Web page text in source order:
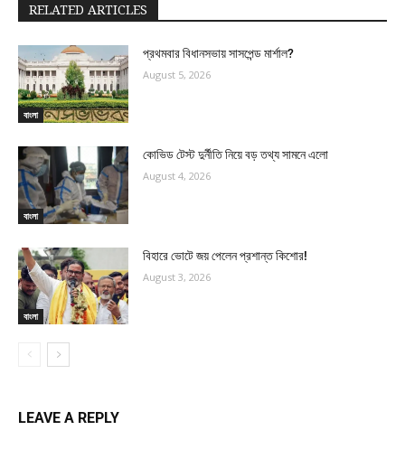
RELATED ARTICLES
বাংলা
প্রথমবার বিধানসভায় সাসপেন্ড মার্শাল?
August 5, 2026
বাংলা
কোভিড টেস্ট দুর্নীতি নিয়ে বড় তথ্য সামনে এলো
August 4, 2026
বাংলা
বিহারে ভোটে জয় পেলেন প্রশান্ত কিশোর!
August 3, 2026
LEAVE A REPLY